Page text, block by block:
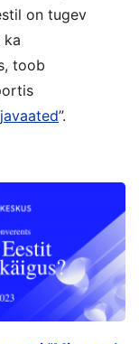
on tugev
ka
toob
”.